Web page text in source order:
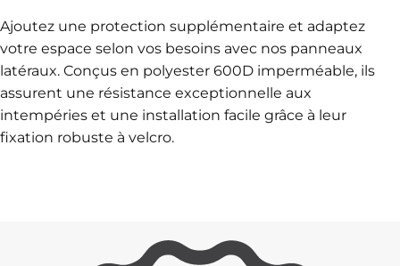
Ajoutez une protection supplémentaire et adaptez
votre espace selon vos besoins avec nos panneaux
latéraux. Conçus en polyester 600D imperméable, ils
assurent une résistance exceptionnelle aux
intempéries et une installation facile grâce à leur
fixation robuste à velcro.